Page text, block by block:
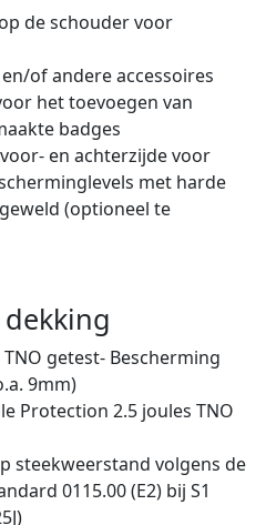
de schouder voor
of andere accessoires
het toevoegen van
badges
en achterzijde voor
met harde
(optioneel te
TNO getest- Bescherming
9mm)
Protection 2.5 joules TNO
steekweerstand volgens de
0115.00 (E2) bij S1